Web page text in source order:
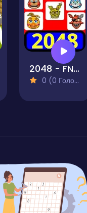
2048 - FNAF
0 (0 Голосів)